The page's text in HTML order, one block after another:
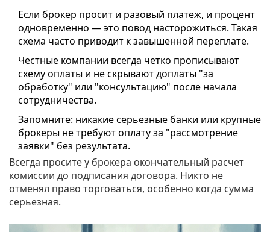
Если брокер просит и разовый платеж, и процент
одновременно — это повод насторожиться. Такая
схема часто приводит к завышенной переплате.
Честные компании всегда четко прописывают
схему оплаты и не скрывают доплаты "за
обработку" или "консультацию" после начала
сотрудничества.
Запомните: никакие серьезные банки или крупные
брокеры не требуют оплату за "рассмотрение
заявки" без результата.
Всегда просите у брокера окончательный расчет
комиссии до подписания договора. Никто не
отменял право торговаться, особенно когда сумма
серьезная.